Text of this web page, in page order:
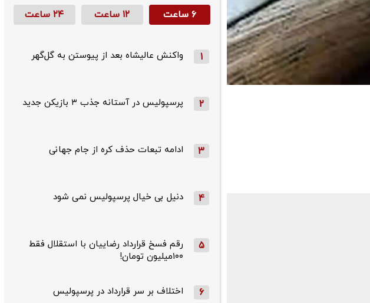
۶ ساعت ۱۲ ساعت ۲۴ ساعت
1 واکنش عالیشاه بعد از پیوستن به گل‌گهر
2 پرسپولیس در آستانه جذب ۳ بازیکن جدید
3 ادامه تبعات حذف کره از جام جهانی
4 دنیل بی خیال پرسپولیس نمی شود
5
رقم فسخ قرارداد رضاییان با استقلال فقط
۱۰۰میلیون تومان!
6 اختلاف بر سر قرارداد در پرسپولیس